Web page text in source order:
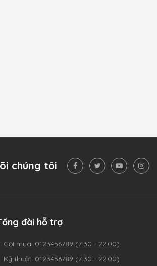
chúng tôi
đài hỗ trợ
Gọi mua: 0123456789 (7:30 - 22:00)
Kỹ thuật: 0123456789 (7:30 - 22:00)